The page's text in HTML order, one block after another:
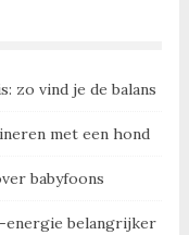
zo vind je de balans
met een hond
babyfoons
energie belangrijker